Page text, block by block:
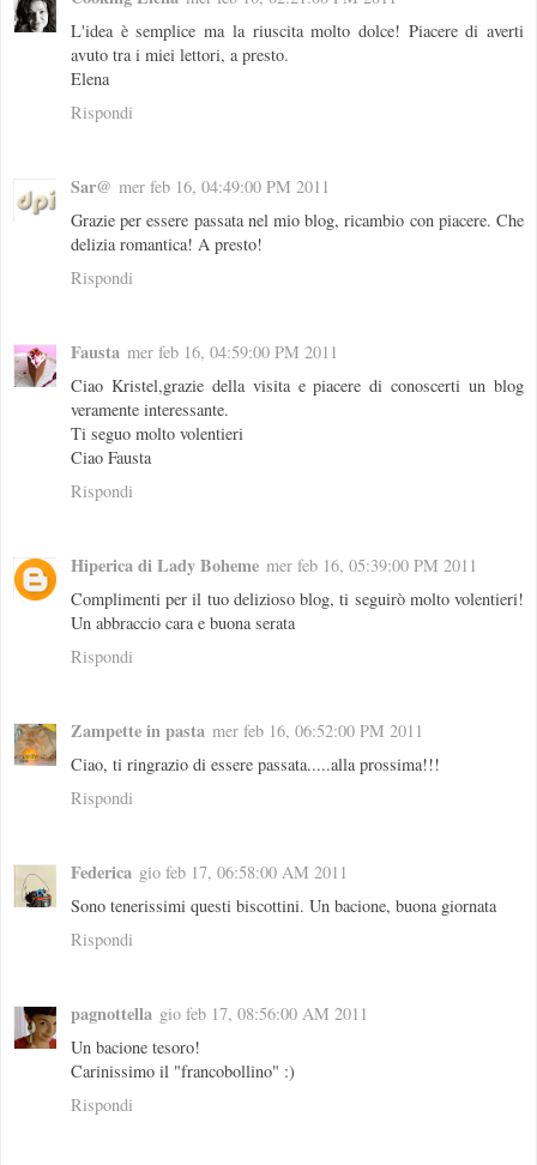
L'idea è semplice ma la riuscita molto dolce! Piacere di averti
avuto tra i miei lettori, a presto.
Elena
Rispondi
Sar@ mer feb 16, 04:49:00 PM 2011
Grazie per essere passata nel mio blog, ricambio con piacere. Che
delizia romantica! A presto!
Rispondi
Fausta mer feb 16, 04:59:00 PM 2011
Ciao Kristel,grazie della visita e piacere di conoscerti un blog
veramente interessante.
Ti seguo molto volentieri
Ciao Fausta
Rispondi
Hiperica di Lady Boheme mer feb 16, 05:39:00 PM 2011
Complimenti per il tuo delizioso blog, ti seguirò molto volentieri!
Un abbraccio cara e buona serata
Rispondi
Zampette in pasta mer feb 16, 06:52:00 PM 2011
Ciao, ti ringrazio di essere passata.....alla prossima!!!
Rispondi
Federica gio feb 17, 06:58:00 AM 2011
Sono tenerissimi questi biscottini. Un bacione, buona giornata
Rispondi
pagnottella gio feb 17, 08:56:00 AM 2011
Un bacione tesoro!
Carinissimo il "francobollino" :)
Rispondi